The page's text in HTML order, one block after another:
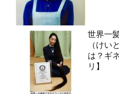
世界一
（けい
は？ギ
リ】